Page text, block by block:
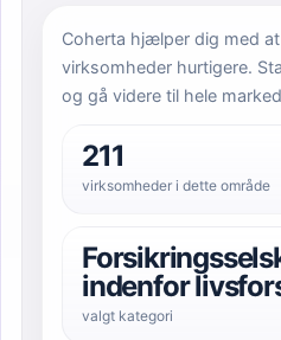
Coherta hjælper dig med
virksomheder hurtigere.
og gå videre til hele
211
virksomheder i dette område
indenfor
valgt kategori